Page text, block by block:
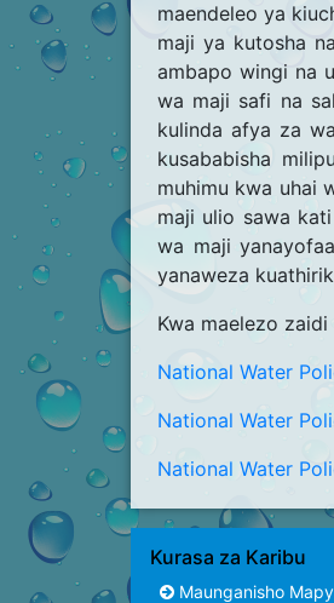
maendeleo ya
maji ya kutosha
ambapo wingi na
wa maji safi na
kulinda afya za
kusababisha
muhimu kwa uhai
maji ulio sawa
wa maji
yanaweza
Kwa maelezo
National Water
National Water
National Water
Kurasa za Karibu
Maunganisho